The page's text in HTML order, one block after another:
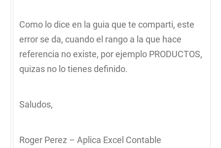
Como lo dice en la guia que te comparti, este
error se da, cuando el rango a la que hace
referencia no existe, por ejemplo PRODUCTOS,
quizas no lo tienes definido.
Saludos,
Roger Perez – Aplica Excel Contable